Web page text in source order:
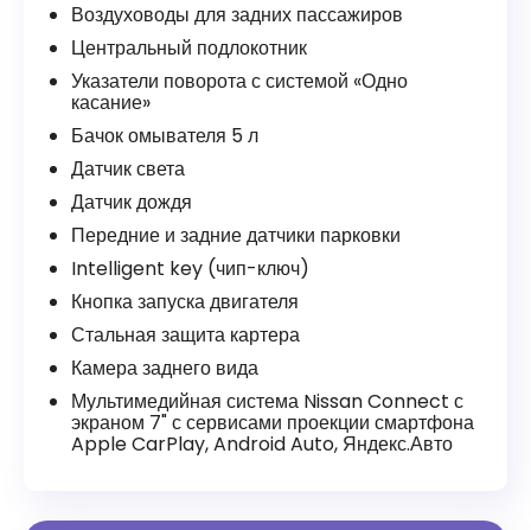
Воздуховоды для задних пассажиров
Центральный подлокотник
Указатели поворота с системой «Одно
касание»
Бачок омывателя 5 л
Датчик света
Датчик дождя
Передние и задние датчики парковки
Intelligent key (чип-ключ)
Кнопка запуска двигателя
Стальная защита картера
Камера заднего вида
Мультимедийная система Nissan Connect с
экраном 7" с сервисами проекции смартфона
Apple CarPlay, Android Auto, Яндекс.Авто